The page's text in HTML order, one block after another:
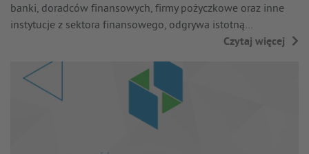
banki, doradców finansowych, firmy pożyczkowe oraz inne
instytucje z sektora finansowego, odgrywa istotną…
Czytaj więcej